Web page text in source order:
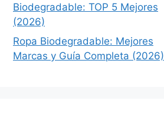
Biodegradable: TOP 5 Mejores
(2026)
Ropa Biodegradable: Mejores
Marcas y Guía Completa (2026)